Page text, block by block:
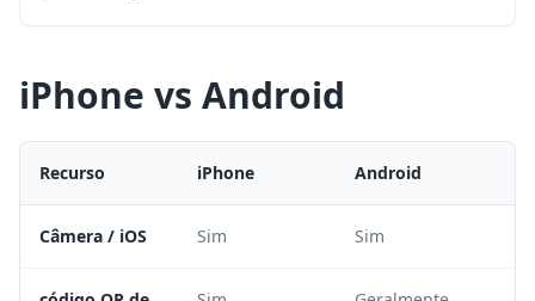
iPhone vs Android
Recurso iPhone Android
Câmera / iOS Sim Sim